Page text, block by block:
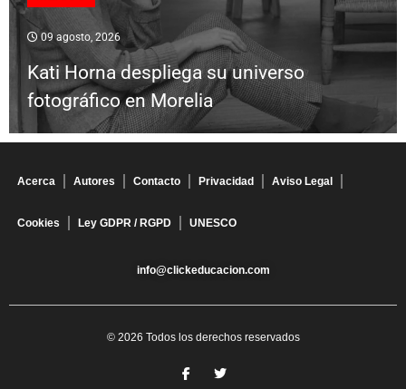
09 agosto, 2026
Kati Horna despliega su universo
fotográfico en Morelia
Acerca Autores Contacto Privacidad Aviso Legal
Cookies Ley GDPR / RGPD UNESCO
info@clickeducacion.com
© 2026 Todos los derechos reservados